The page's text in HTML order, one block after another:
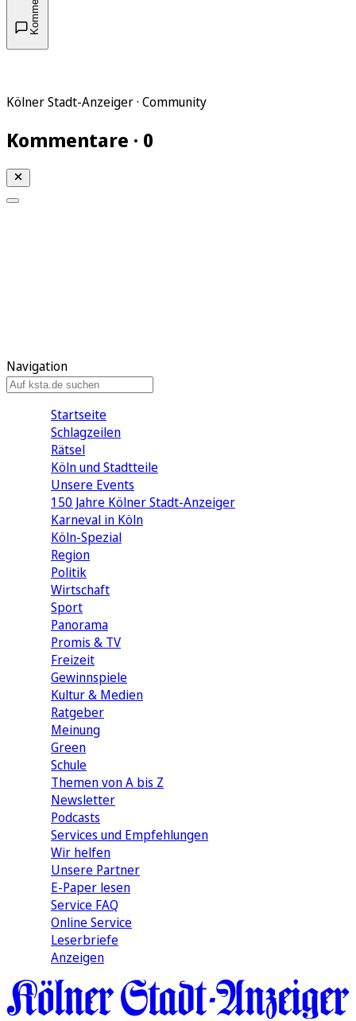
Kölner Stadt-Anzeiger · Community
Kommentare · 0
Navigation
Startseite
Schlagzeilen
Rätsel
Köln und Stadtteile
Unsere Events
150 Jahre Kölner Stadt-Anzeiger
Karneval in Köln
Köln-Spezial
Region
Politik
Wirtschaft
Sport
Panorama
Promis & TV
Freizeit
Gewinnspiele
Kultur & Medien
Ratgeber
Meinung
Green
Schule
Themen von A bis Z
Newsletter
Podcasts
Services und Empfehlungen
Wir helfen
Unsere Partner
E-Paper lesen
Service FAQ
Online Service
Leserbriefe
Anzeigen